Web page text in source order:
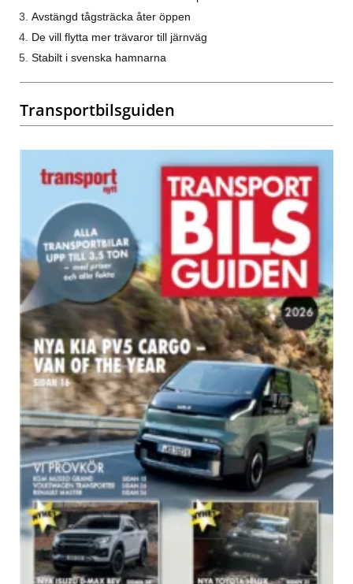
Avstängd tågsträcka åter öppen
De vill flytta mer trävaror till järnväg
Stabilt i svenska hamnarna
Transportbilsguiden